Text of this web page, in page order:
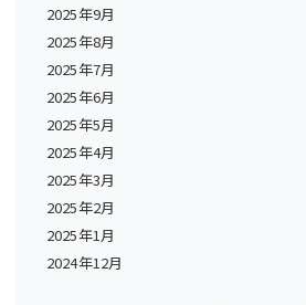
2025年9月
2025年8月
2025年7月
2025年6月
2025年5月
2025年4月
2025年3月
2025年2月
2025年1月
2024年12月